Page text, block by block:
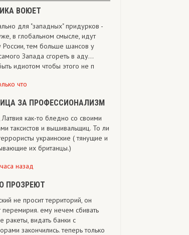
ВОЮЕТ
для "западных" придурков -
в глобальном смысле, идут
России, тем больше шансов у
Запада сгореть в аду...
идиотом чтобы этого не п
что
ЗА ПРОФЕССИОНАЛИЗМ
как-то бледно со своими
таксистов и вышивальщиц. То ли
украинские ( тянущие и
их британцы.)
назад
ПРОЗРЕЮТ
не просит территорий, он
перемирия. ему нечем сбивать
ракеты, видать банки с
закончились. теперь только